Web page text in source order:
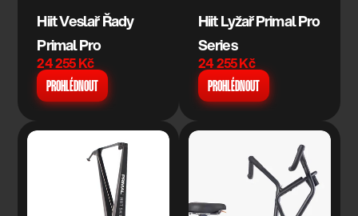
Hiit Veslař Řady
Primal Pro
24 255 Kč
PROHLÉDNOUT
Hiit Lyžař Primal Pro
Series
24 255 Kč
PROHLÉDNOUT